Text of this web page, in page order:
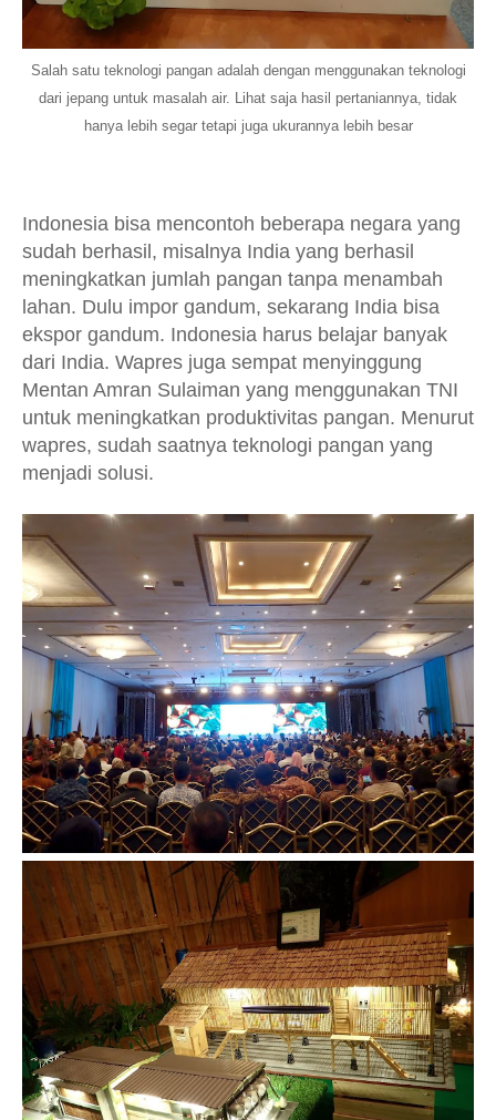
Salah satu teknologi pangan adalah dengan menggunakan teknologi
dari jepang untuk masalah air. Lihat saja hasil pertaniannya, tidak
hanya lebih segar tetapi juga ukurannya lebih besar
Indonesia bisa mencontoh beberapa negara yang
sudah berhasil, misalnya India yang berhasil
meningkatkan jumlah pangan tanpa menambah
lahan. Dulu impor gandum, sekarang India bisa
ekspor gandum. Indonesia harus belajar banyak
dari India. Wapres juga sempat menyinggung
Mentan Amran Sulaiman yang menggunakan TNI
untuk meningkatkan produktivitas pangan. Menurut
wapres, sudah saatnya teknologi pangan yang
menjadi solusi.